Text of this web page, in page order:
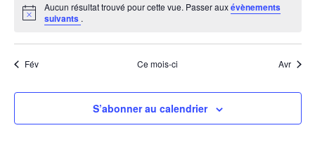
Notice
Aucun résultat trouvé pour cette vue. Passer auxévènements
suivants .
Fév Ce mois-ci Avr
S’abonner au calendrier